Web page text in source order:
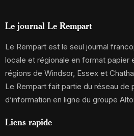
Le journal Le Rempart
Le Rempart est le seul journal
locale et régionale en format papier
régions de Windsor, Essex et
Le Rempart fait partie du réseau de
d’information en ligne du groupe
Liens rapide